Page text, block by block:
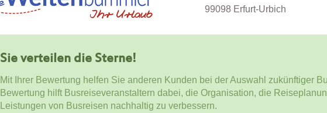
99098 Erfurt-Urbich
Sie verteilen die Sterne!
Mit Ihrer Bewertung helfen Sie anderen Kunden bei der Auswahl zukünftiger
Bewertung hilft Busreiseveranstaltern dabei, die Organisation, die
Leistungen von Busreisen nachhaltig zu verbessern.